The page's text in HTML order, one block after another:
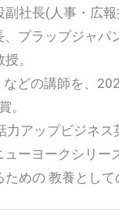
社長(人事・広報
プラップジャパ
。
どの講師を、
。
アップビジネス
ューヨークシリー
めの 教養として